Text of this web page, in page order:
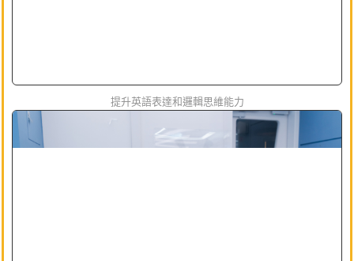
提升英語表達和邏輯思維能力